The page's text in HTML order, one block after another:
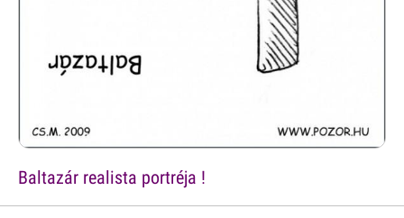
Baltazár realista portréja !